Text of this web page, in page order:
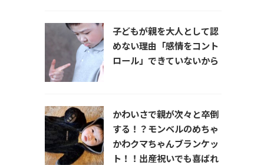
子どもが親を大人として認
めない理由「感情をコント
ロール」できていないから
かわいさで親が次々と卒倒
する！？モンベルのめちゃ
かわクマちゃんブランケッ
ト！！出産祝いでも喜ばれ